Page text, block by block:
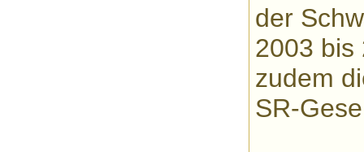
der
2003 bis
zudem
SR-